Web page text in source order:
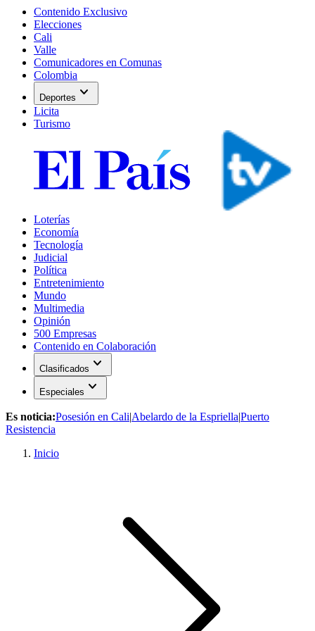
Contenido Exclusivo
Elecciones
Cali
Valle
Comunicadores en Comunas
Colombia
Deportes expand_more
Licita
Turismo
Loterías
Economía
Tecnología
Judicial
Política
Entretenimiento
Mundo
Multimedia
Opinión
500 Empresas
Contenido en Colaboración
Clasificados expand_more
Especiales expand_more
Es noticia:Posesión en Cali|Abelardo de la Espriella|Puerto
Resistencia
Inicio